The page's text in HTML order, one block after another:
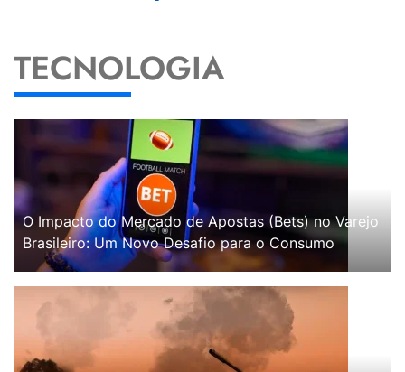
TECNOLOGIA
O Impacto do Mercado de Apostas (Bets) no Varejo
Brasileiro: Um Novo Desafio para o Consumo